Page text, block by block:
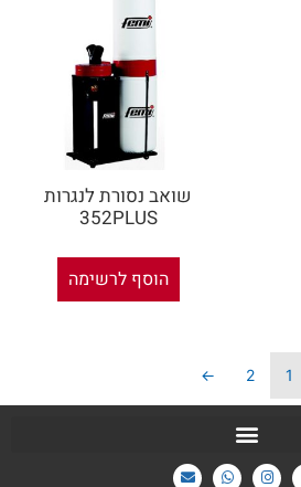
שואב נסורת לנגרות
352PLUS
הוסף לרשימה
1
2
←